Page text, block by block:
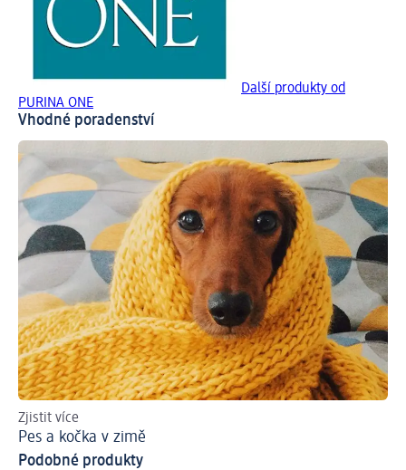
Další produkty od
PURINA ONE
Vhodné poradenství
Zjistit více
Pes a kočka v zimě
Podobné produkty